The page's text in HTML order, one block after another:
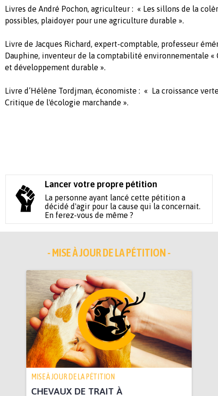
Livres de André Pochon, agriculteur : « Les sillons de la
possibles, plaidoyer pour une agriculture durable ».
Livre de Jacques Richard, expert-comptable, professeur
Dauphine, inventeur de la comptabilité environnementale «
et développement durable ».
Livre d’Hélène Tordjman, économiste : « La croissance
Critique de l'écologie marchande ».
Lancer votre propre pétition
La personne ayant lancé cette pétition a
décidé d'agir pour la cause qui la concernait.
En ferez-vous de même ?
- MISE À JOUR DE LA PÉTITION -
MISE À JOUR DE LA PÉTITION
CHEVAUX DE TRAIT À